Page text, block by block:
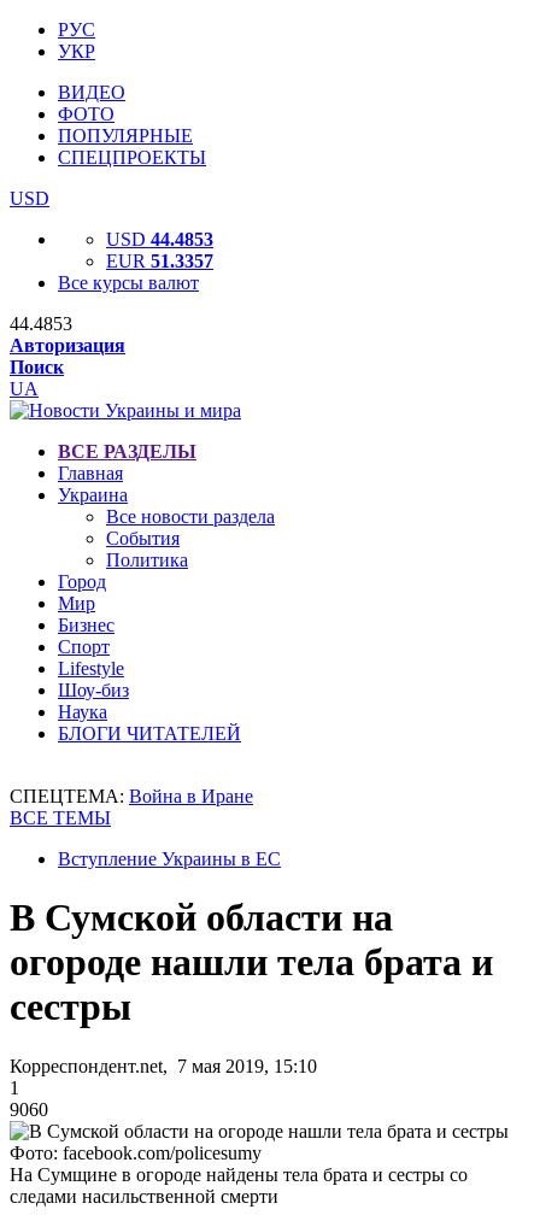
РУС
УКР
ВИДЕО
ФОТО
ПОПУЛЯРНЫЕ
СПЕЦПРОЕКТЫ
USD
USD 44.4853
EUR 51.3357
Все курсы валют
44.4853
Авторизация
Поиск
UA
ВСЕ РАЗДЕЛЫ
Главная
Украина
Все новости раздела
События
Политика
Город
Мир
Бизнес
Спорт
Lifestyle
Шоу-биз
Наука
БЛОГИ ЧИТАТЕЛЕЙ
СПЕЦТЕМА: Война в Иране
ВСЕ ТЕМЫ
Вступление Украины в ЕС
В Сумской области на
огороде нашли тела брата и
сестры
Корреспондент.net, 7 мая 2019, 15:10
1
9060
Фото: facebook.com/policesumy
На Сумщине в огороде найдены тела брата и сестры со
следами насильственной смерти